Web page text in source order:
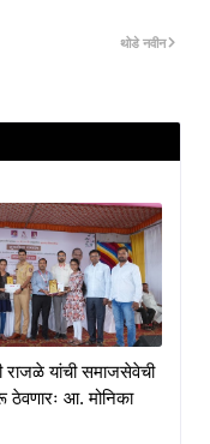
थोडे नवीन
राजळे यांची समाजसेवेची
आ. मोनिका